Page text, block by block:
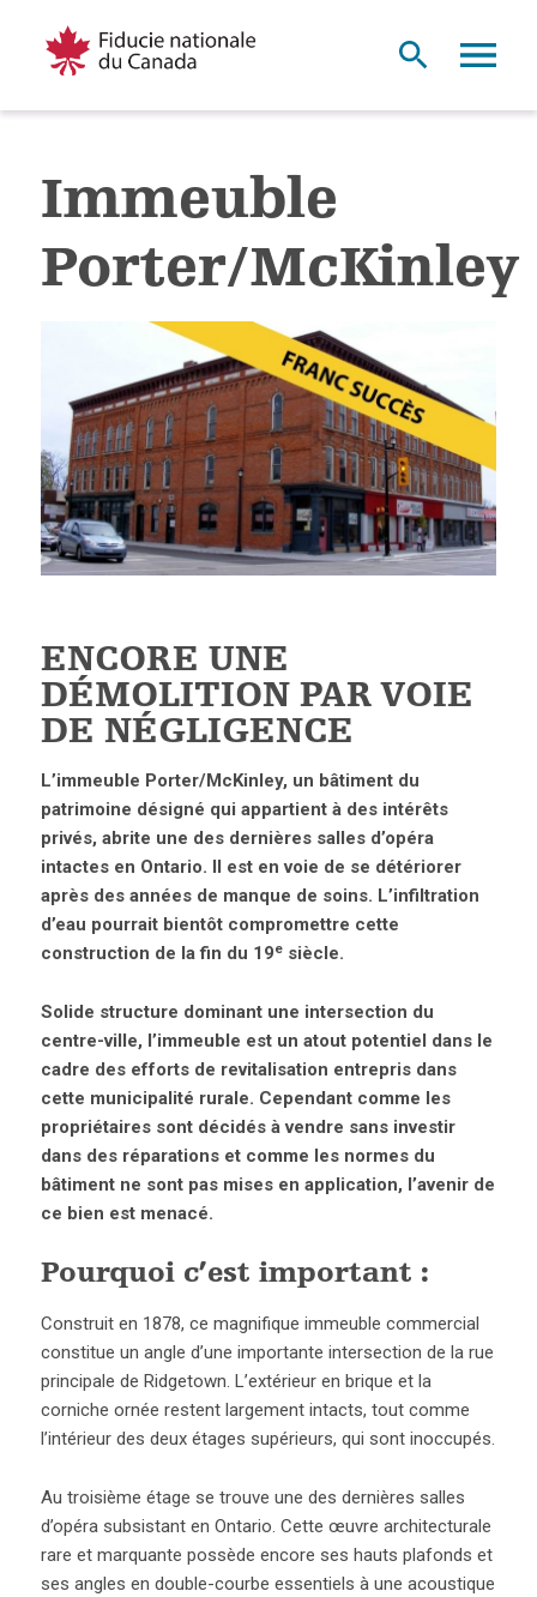
Immeuble
Porter/McKinley
ENCORE UNE
DÉMOLITION PAR VOIE
DE NÉGLIGENCE
L’immeuble Porter/McKinley, un bâtiment du
patrimoine désigné qui appartient à des intérêts
privés, abrite une des dernières salles d’opéra
intactes en Ontario. Il est en voie de se détériorer
après des années de manque de soins. L’infiltration
d’eau pourrait bientôt compromettre cette
construction de la fin du 19esiècle.
Solide structure dominant une intersection du
centre-ville, l’immeuble est un atout potentiel dans le
cadre des efforts de revitalisation entrepris dans
cette municipalité rurale. Cependant comme les
propriétaires sont décidés à vendre sans investir
dans des réparations et comme les normes du
bâtiment ne sont pas mises en application, l’avenir de
ce bien est menacé.
Pourquoi c’est important :
Construit en 1878, ce magnifique immeuble commercial
constitue un angle d’une importante intersection de la rue
principale de Ridgetown. L’extérieur en brique et la
corniche ornée restent largement intacts, tout comme
l’intérieur des deux étages supérieurs, qui sont inoccupés.
Au troisième étage se trouve une des dernières salles
d’opéra subsistant en Ontario. Cette œuvre architecturale
rare et marquante possède encore ses hauts plafonds et
ses angles en double-courbe essentiels à une acoustique